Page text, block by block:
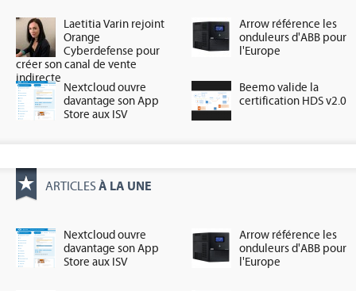
Laetitia Varin rejoint
Orange
Cyberdefense pour
créer son canal de vente
indirecte
Arrow référence les
onduleurs d'ABB pour
l'Europe
Nextcloud ouvre
davantage son App
Store aux ISV
Beemo valide la
certification HDS v2.0
ARTICLES À LA UNE
Nextcloud ouvre
davantage son App
Store aux ISV
Arrow référence les
onduleurs d'ABB pour
l'Europe